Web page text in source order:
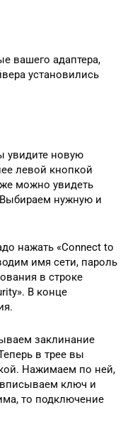
вашего адаптера,
установились
увидите новую
левой кнопкой
можно увидеть
нужную и
нажать «Connect to
имя сети, пароль
в строке
В конце
заклинание
в трее вы
Нажимаем по ней,
ключ и
то подключение